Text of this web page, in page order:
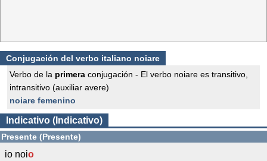
Conjugación del verbo italiano noiare
Verbo de la primera conjugación - El verbo noiare es transitivo,
intransitivo (auxiliar avere)
noiare femenino
Indicativo (Indicativo)
Presente (Presente)
io noio